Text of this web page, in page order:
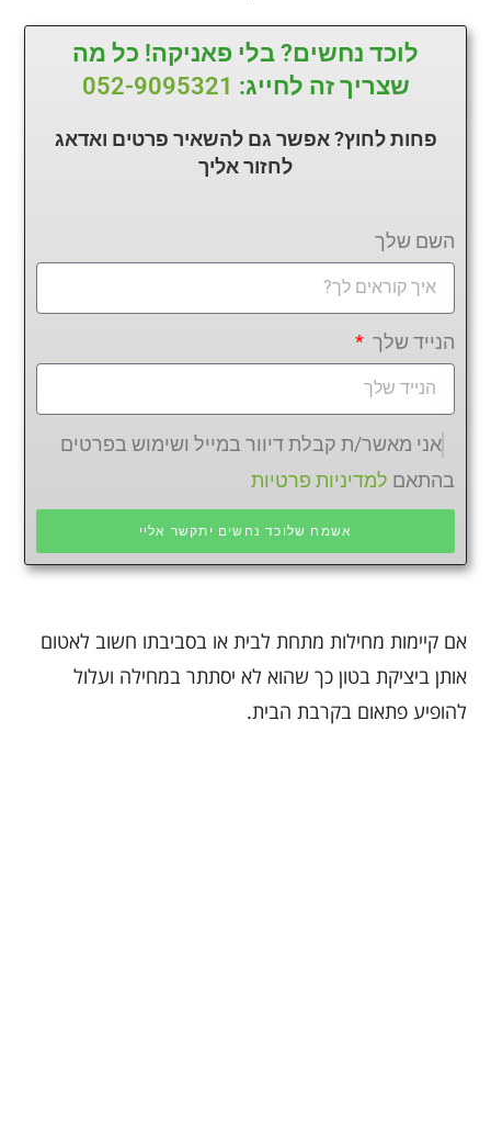
לוכד נחשים? בלי פאניקה! כל מה
שצריך זה לחייג: 052-9095321
פחות לחוץ? אפשר גם להשאיר פרטים ואדאג
לחזוראליך
השם שלך
הנייד שלך
אני מאשר/ת קבלת דיוור במייל ושימוש בפרטים
בהתאם למדיניות פרטיות
אשמח שלוכד נחשים יתקשר אליי
אם קיימות מחילות מתחת לבית או בסביבתו חשוב לאטום
אותן ביציקת בטון כך שהוא לא יסתתר במחילה ועלול
להופיע פתאום בקרבת הבית.